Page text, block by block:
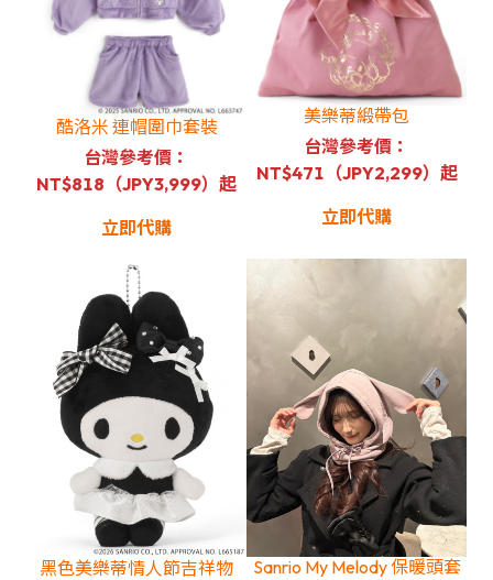
酷洛米 連帽圍巾套裝
台灣參考價：
NT$818（JPY3,999）起
立即代購
美樂蒂緞帶包
台灣參考價：
NT$471（JPY2,299）起
立即代購
黑色美樂蒂情人節吉祥物
Sanrio My Melody 保暖頭套